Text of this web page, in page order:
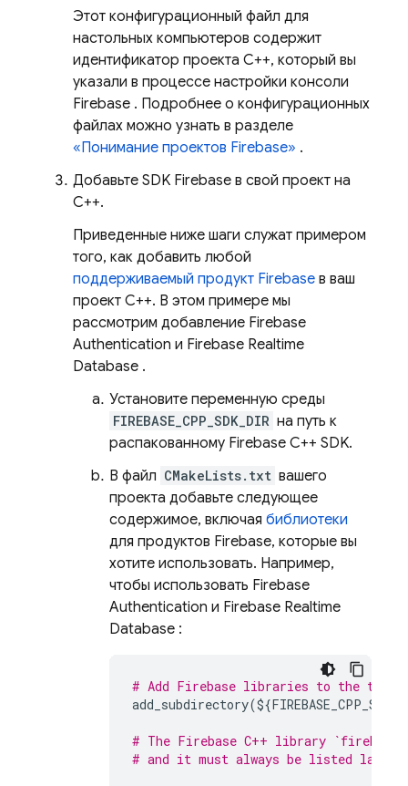
Этот конфигурационный файл для
настольных компьютеров содержит
идентификатор проекта C++, который вы
указали в процессе настройки консоли
Firebase . Подробнее о конфигурационных
файлах можно узнать в разделе
«Понимание проектов Firebase» .
Добавьте SDK Firebase в свой проект на
C++.
Приведенные ниже шаги служат примером
того, как добавить любой
поддерживаемый продукт Firebase в ваш
проект C++. В этом примере мы
рассмотрим добавление Firebase
Authentication и Firebase Realtime
Database .
Установите переменную среды
FIREBASE_CPP_SDK_DIR на путь к
распакованному Firebase C++ SDK.
В файл CMakeLists.txt вашего
проекта добавьте следующее
содержимое, включая библиотеки
для продуктов Firebase, которые вы
хотите использовать. Например,
чтобы использовать Firebase
Authentication и Firebase Realtime
Database :
# Add Firebase libraries to the
add_subdirectory(${
# The Firebase C++ library
# and it must always be listed last.